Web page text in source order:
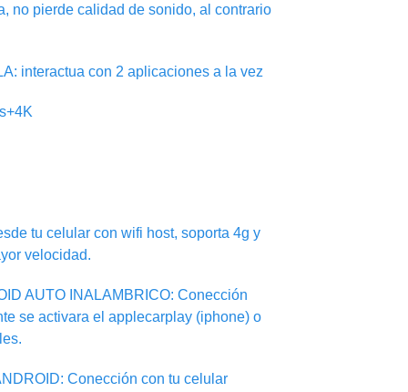
no pierde calidad de sonido, al contrario
interactua con 2 aplicaciones a la vez
tu celular con wifi host, soporta 4g y
velocidad.
AUTO INALAMBRICO: Conección
se activara el applecarplay (iphone) o
Conección con tu celular